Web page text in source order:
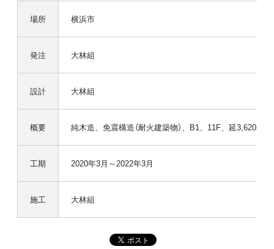
場所 横浜市
発注 大林組
設計 大林組
概要 純木造、免震構造（耐火建築物）、B1、11F、延3,620m²
工期 2020年3月～2022年3月
施工 大林組